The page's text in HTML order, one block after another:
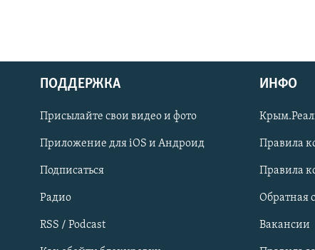
Українською
Qırımtatar
ПРИСОЕДИНЯЙТЕСЬ!
ПОДДЕРЖКА
Присылайте свои видео и фото
Приложение для iOS и Андроид
Подписаться
Радио
RSS / Podcast
ИНФО
Правила
Правила
Обратная
Вакансии